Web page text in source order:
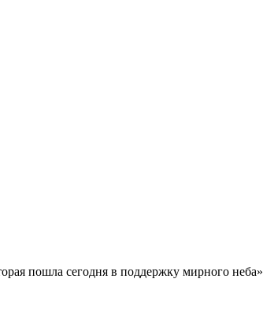
пошла сегодня в поддержку мирного неба»